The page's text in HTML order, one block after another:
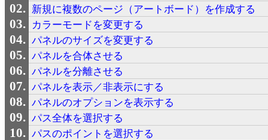
新規に複数のページ（アートボード）を作成する
カラーモードを変更する
パネルのサイズを変更する
パネルを合体させる
パネルを分離させる
パネルを表示／非表示にする
パネルのオプションを表示する
パス全体を選択する
パスのポイントを選択する